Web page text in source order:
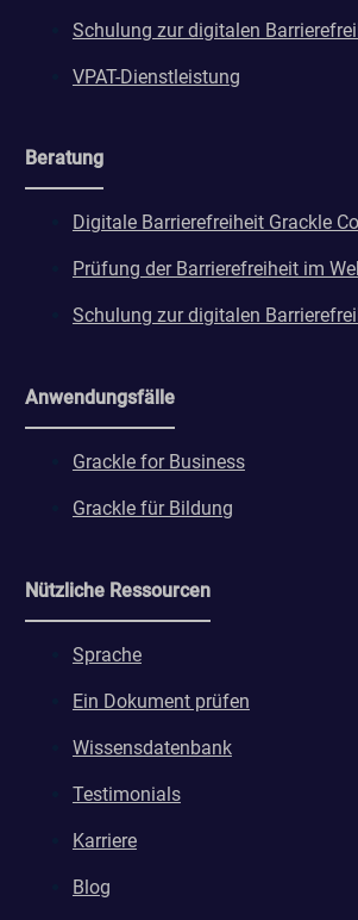
Schulung zur digitalen
VPAT-Dienstleistung
Beratung
Digitale Barrierefreiheit Grackle
Prüfung der Barrierefreiheit im
Schulung zur digitalen
Anwendungsfälle
Grackle for Business
Grackle für Bildung
Nützliche Ressourcen
Sprache
Ein Dokument prüfen
Wissensdatenbank
Testimonials
Karriere
Blog